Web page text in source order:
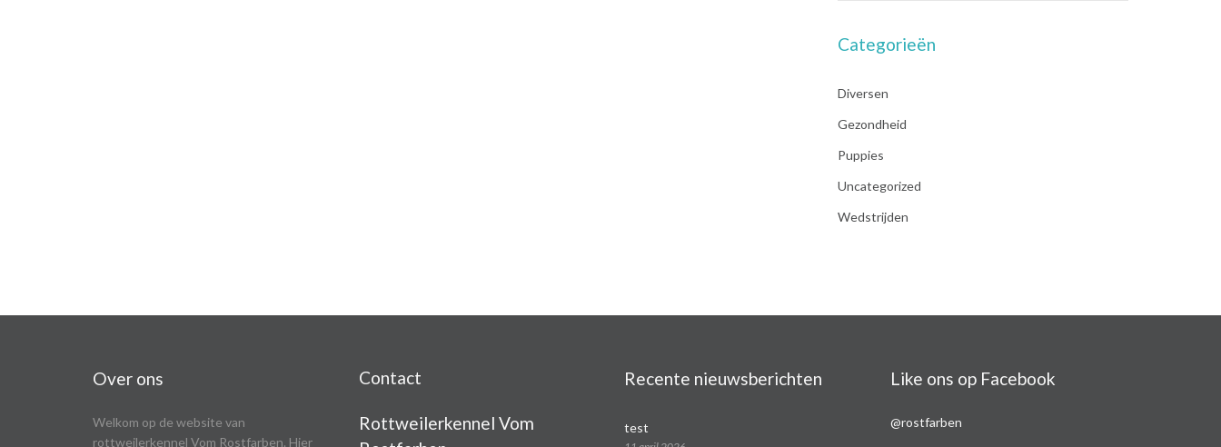
Categorieën
Diversen
Gezondheid
Puppies
Uncategorized
Wedstrijden
Over ons
Welkom op de website van
rottweilerkennel Vom Rostfarben. Hier
Contact
Rottweilerkennel Vom
Recente nieuwsberichten
test
Like ons op Facebook
@rostfarben